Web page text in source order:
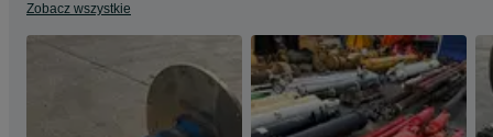
Zobacz wszystkie